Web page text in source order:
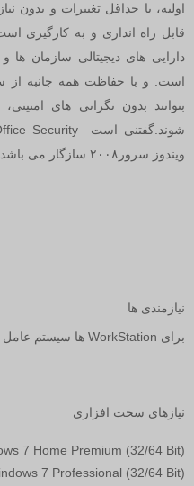
اولیه، با حداقل تغییرات و بدون
قابل راه اندازی و به کارگیری
دارایی های دیجیتالی سازمان
است. و با حفاظت همه جانبه از
بتوانند بدون نگرانی های
شوند.گفتنی است
Security
ویندوز سرور۲۰۰۸ سازگار می باشد
نیازمندی ها
برای WorkStation ها سیستم عامل
نیازهای سخت افزاری
7 Home Premium (32/64 Bit)
7 Professional (32/64 Bit)